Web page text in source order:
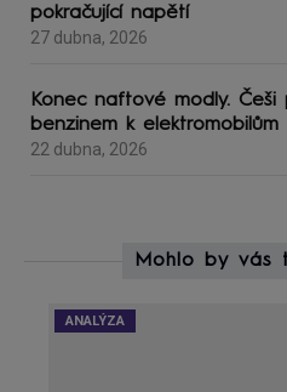
pokračující napětí
27 dubna, 2026
Konec naftové modly. Češi
benzinem k elektromobilům
22 dubna, 2026
Mohlo by vás
ANALÝZA